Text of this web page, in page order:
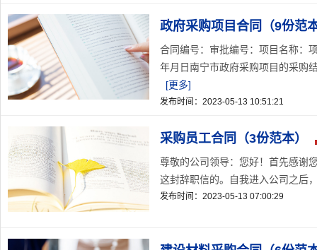
政府采购项目合同（9份范
合同编号：审批编号：项目名称：
年月日南宁市政府采购项目的采购
[更多]
发布时间：2023-05-13 10:51:21
采购员工合同（3份范本）
尊敬的公司领导：您好！首先感谢
这封辞职信的。自我进入公司之后
发布时间：2023-05-13 07:00:29